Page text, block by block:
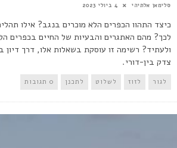
סלימאן אלתיהי 4 ביולי 2023
כיצד התהוו הכפרים הלא מוכרים בנגב? אילו
לכך? מהם האתגרים והבעיות של החיים בכפרים
ולעתיד? רשימה זו עוסקת בשאלות אלו, דרך דיון
צדק בין-דורי.
לגור לזוז לשלוט לתכנן 0 תגובות